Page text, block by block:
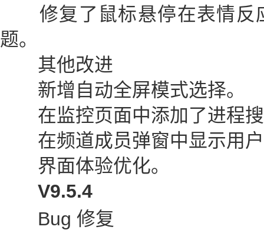
修复了鼠标悬停在表情反
题。
其他改进
新增自动全屏模式选择。
在监控页面中添加了进程搜
在频道成员弹窗中显示用户
界面体验优化。
V9.5.4
Bug 修复